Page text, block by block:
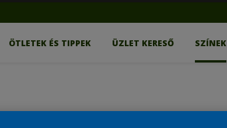
ÖTLETEK ÉS TIPPEK ÜZLET KERESŐ SZÍNEK